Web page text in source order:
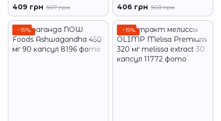
409 грн 507 грн
стресса Puritan's Pride
Stress Formula 60 капс
406 грн 503 грн
−19% −19%